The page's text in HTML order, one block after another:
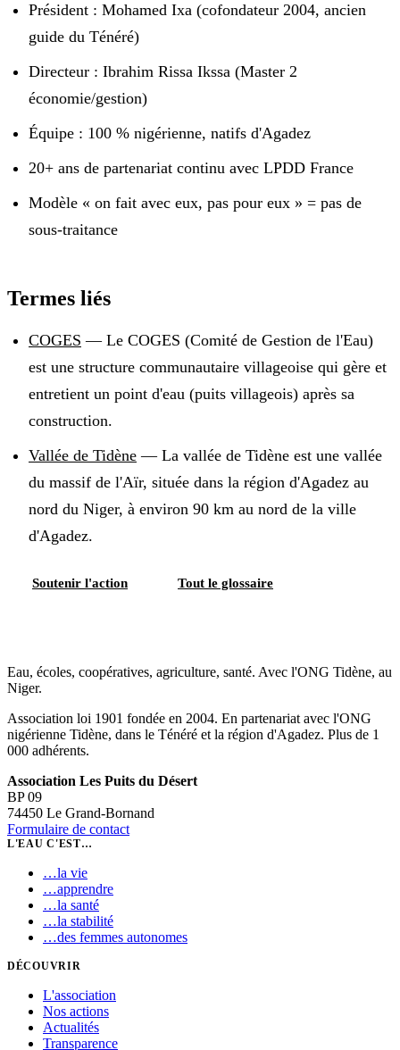
Président : Mohamed Ixa (cofondateur 2004, ancien
guide du Ténéré)
Directeur : Ibrahim Rissa Ikssa (Master 2
économie/gestion)
Équipe : 100 % nigérienne, natifs d'Agadez
20+ ans de partenariat continu avec LPDD France
Modèle « on fait avec eux, pas pour eux » = pas de
sous-traitance
Termes liés
COGES — Le COGES (Comité de Gestion de l'Eau)
est une structure communautaire villageoise qui gère et
entretient un point d'eau (puits villageois) après sa
construction.
Vallée de Tidène — La vallée de Tidène est une vallée
du massif de l'Aïr, située dans la région d'Agadez au
nord du Niger, à environ 90 km au nord de la ville
d'Agadez.
Soutenir l'action Tout le glossaire
Eau, écoles, coopératives, agriculture, santé. Avec l'ONG Tidène, au
Niger.
Association loi 1901 fondée en 2004. En partenariat avec l'ONG
nigérienne Tidène, dans le Ténéré et la région d'Agadez. Plus de 1
000 adhérents.
Association Les Puits du Désert
BP 09
74450 Le Grand-Bornand
Formulaire de contact
L'EAU C'EST…
…la vie
…apprendre
…la santé
…la stabilité
…des femmes autonomes
DÉCOUVRIR
L'association
Nos actions
Actualités
Transparence